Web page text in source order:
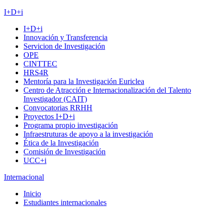
I+D+i
I+D+i
Innovación y Transferencia
Servicion de Investigación
OPE
CINTTEC
HRS4R
Mentoría para la Investigación Euriclea
Centro de Atracción e Internacionalización del Talento
Investigador (CAIT)
Convocatorias RRHH
Proyectos I+D+i
Programa propio investigación
Infraestruturas de apoyo a la investigación
Ética de la Investigación
Comisión de Investigación
UCC+i
Internacional
Inicio
Estudiantes internacionales